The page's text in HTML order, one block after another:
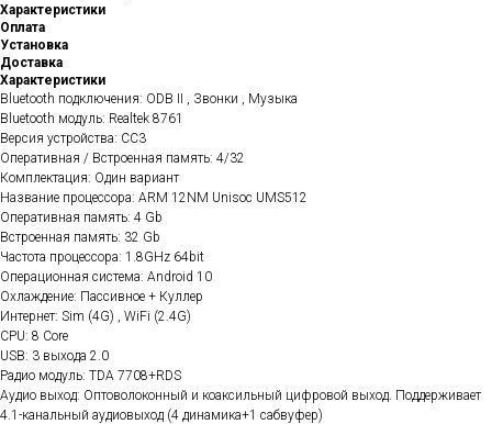
Характеристики
Оплата
Установка
Доставка
Характеристики
Bluetooth подключения: ODB II , Звонки , Музыка
Bluetooth модуль: Realtek 8761
Версия устройства: CC3
Оперативная / Встроенная память: 4/32
Комплектация: Один вариант
Название процессора: ARM 12NM Unisoc UMS512
Оперативная память: 4 Gb
Встроенная память: 32 Gb
Частота процессора: 1.8GHz 64bit
Операционная система: Android 10
Охлаждение: Пассивное + Куллер
Интернет: Sim (4G) , WiFi (2.4G)
CPU: 8 Core
USB: 3 выхода 2.0
Радио модуль: TDA 7708+RDS
Аудио выход: Оптоволоконный и коаксильный цифровой выход. Поддерживает
4.1-канальный аудиовыход (4 динамика+1 сабвуфер)